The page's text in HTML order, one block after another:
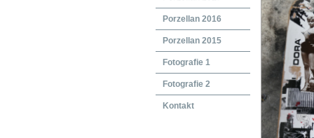
Porzellan 2016
Porzellan 2015
Fotografie 1
Fotografie 2
Kontakt